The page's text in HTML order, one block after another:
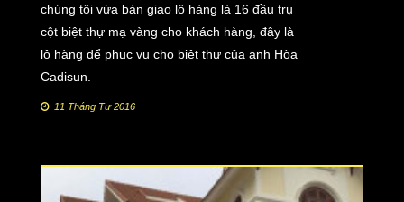
chúng tôi vừa bàn giao lô hàng là 16 đầu trụ
cột biệt thự mạ vàng cho khách hàng, đây là
lô hàng để phục vụ cho biệt thự của anh Hòa
Cadisun.
11 Tháng Tư 2016